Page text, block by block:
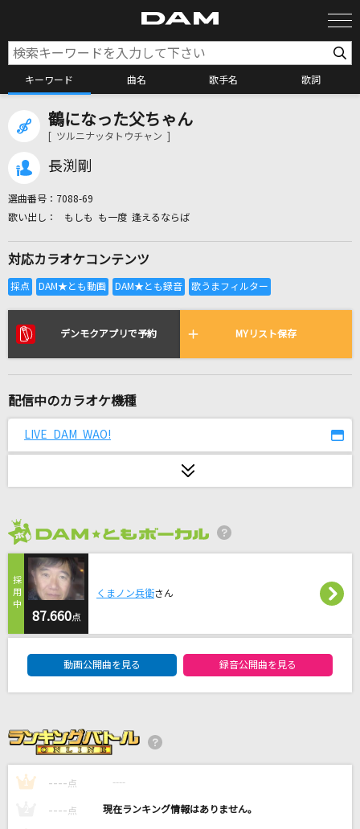
キーワード 曲名 歌手名 歌詞
カラオケ検索
全国りれき
リアルタイムで歌われている曲の一覧
[生音]紫煙
Only Human(ビデオクリップバージョン)
徳永英明
Clattanoia
迷星叫
MyGO!!!!!
ケセラセラ
Mrs. GREEN APPLE
God knows...
涼宮ハルヒ(CV.平野綾)
鶴になった父ちゃん
[ ツルニナッタトウチャン ]
長渕剛
選曲番号： 7088-69
もしも も一度 逢えるならば
対応カラオケコンテンツ
デンモクアプリで予約 MYリスト保存
配信中のカラオケ機種
LIVE DAM WAO!
87.660点
くまノン兵衛さん
動画公開曲を見る 録音公開曲を見る
1 ---- 点 ----
---- 点 ----